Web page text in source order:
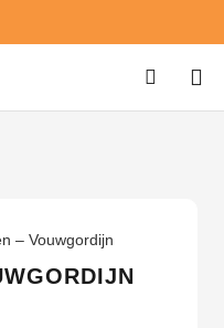
– Vouwgordijn